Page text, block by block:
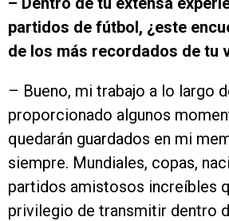
partidos de fútbol, ¿este
de los más recordados de tu
– Bueno, mi trabajo a lo largo
proporcionado algunos
quedarán guardados en mi
siempre. Mundiales, copas,
partidos amistosos increíbles
privilegio de transmitir dentro